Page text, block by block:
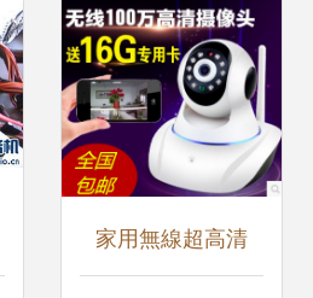
家用無線超高清